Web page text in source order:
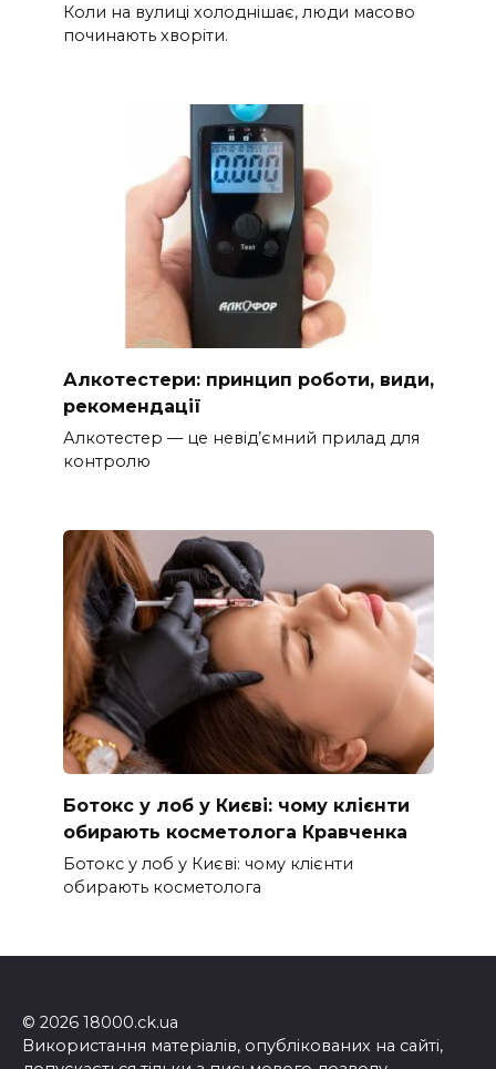
Коли на вулиці холоднішає, люди масово
починають хворіти.
Алкотестери: принцип роботи, види,
рекомендації
Алкотестер — це невід’ємний прилад для
контролю
Ботокс у лоб у Києві: чому клієнти
обирають косметолога Кравченка
Ботокс у лоб у Києві: чому клієнти
обирають косметолога
© 2026 18000.ck.ua
Використання матеріалів, опублікованих на сайті,